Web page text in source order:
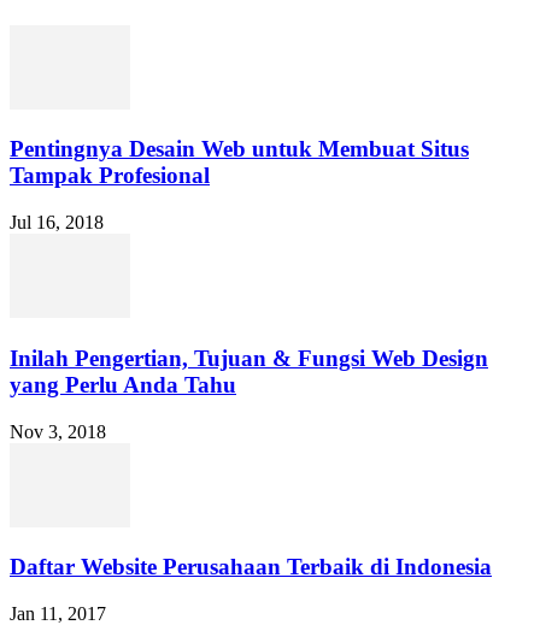
Pentingnya Desain Web untuk Membuat Situs
Tampak Profesional
Jul 16, 2018
Inilah Pengertian, Tujuan & Fungsi Web Design
yang Perlu Anda Tahu
Nov 3, 2018
Daftar Website Perusahaan Terbaik di Indonesia
Jan 11, 2017